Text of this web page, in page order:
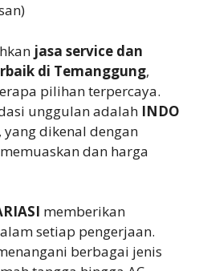
jasa service dan
di Temanggung,
pilihan terpercaya.
unggulan adalah INDO
, yang dikenal dengan
dan harga
memberikan
setiap pengerjaan.
berbagai jenis